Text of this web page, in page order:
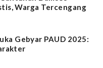
Warga Tercengang
Gebyar PAUD 2025: